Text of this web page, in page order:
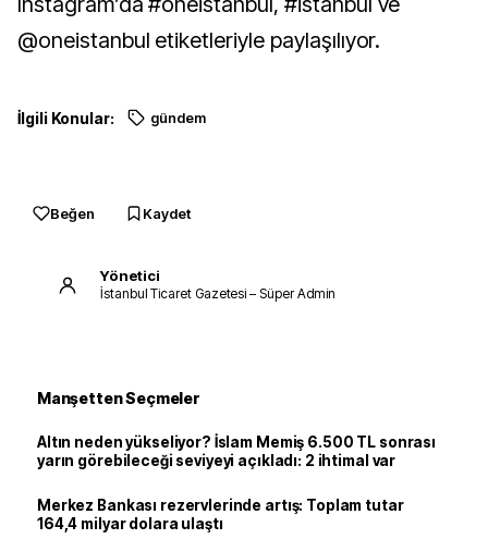
@oneistanbul etiketleriyle paylaşılıyor.
İlgili Konular: gündem
Beğen Kaydet
Yönetici
İstanbul Ticaret Gazetesi – Süper Admin
Manşetten Seçmeler
Altın neden yükseliyor? İslam Memiş 6.500 TL sonrası
yarın görebileceği seviyeyi açıkladı: 2 ihtimal var
Merkez Bankası rezervlerinde artış: Toplam tutar
164,4 milyar dolara ulaştı